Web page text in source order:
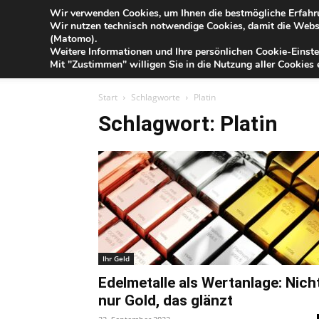
Blog
der
Sparkasse
IHR
Start Schlagworte Platin
Schlagwort: Platin
Ihr Geld
Edelmetalle als Wertanlage:
nur Gold, das glänzt
Wir verwenden Cookies, um Ihnen die bestmögliche
Wir nutzen technisch notwendige Cookies, damit die
(Matomo).
Weitere Informationen und Ihre persönlichen Cookie-
Mit "Zustimmen" willigen Sie in die Nutzung aller Cookies